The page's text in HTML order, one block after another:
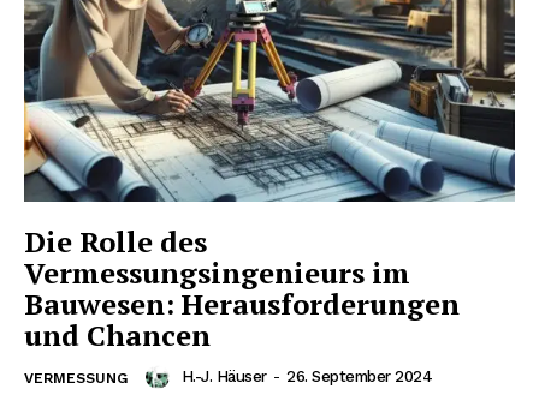
Die Rolle des
Vermessungsingenieurs im
Bauwesen: Herausforderungen
und Chancen
VERMESSUNG H.-J. Häuser - 26. September 2024